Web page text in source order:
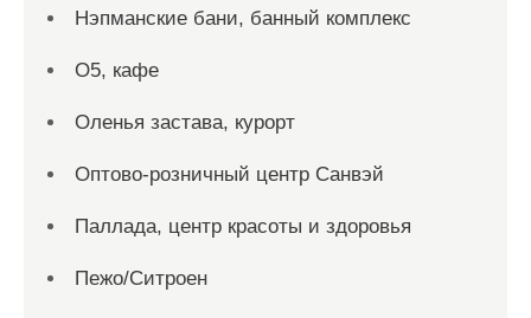
Нэпманские бани, банный комплекс
О5, кафе
Оленья застава, курорт
Оптово-розничный центр Санвэй
Паллада, центр красоты и здоровья
Пежо/Ситроен